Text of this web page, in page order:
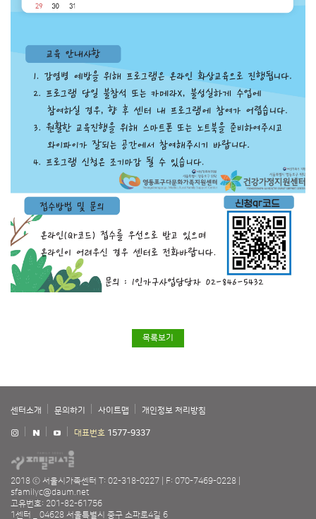
목록보기
센터소개 문의하기 사이트맵 개인정보 처리방침
대표번호 1577-9337
2018 ⓒ 서울시가족센터 T: 02-318-0227
F: 070-7469-0228
sfamilyc@daum.net
고유번호: 201-82-61756
1센터 _ 04628 서울특별시 중구 소파로4길 6